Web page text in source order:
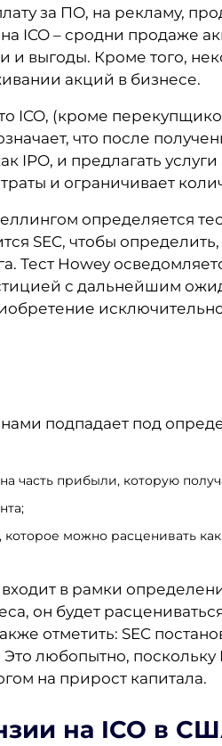
за ПО, на рекламу,
ICO – сродни продаже
и выгоды. Кроме того,
акций в бизнесе.
ICO, (кроме
что после
IPO, и предлагать
и ограничивает
определяется
SEC, чтобы
Тест Howey
с дальнейшим
подпадает под
часть прибыли, которую
которое можно расценивать
входит в рамки
он будет
отметить: SEC
любопытно, поскольку
на прирост капитала.
на ICO в